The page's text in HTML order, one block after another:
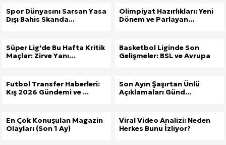
Spor Dünyasını Sarsan Yasa
Dışı Bahis Skanda...
Olimpiyat Hazırlıkları: Yeni
Dönem ve Parlayan...
Süper Lig'de Bu Hafta Kritik
Maçlar: Zirve Yanı...
Basketbol Liginde Son
Gelişmeler: BSL ve Avrupa
Futbol Transfer Haberleri:
Kış 2026 Gündemi ve ...
Son Ayın Şaşırtan Ünlü
Açıklamaları Günd...
En Çok Konuşulan Magazin
Olayları (Son 1 Ay)
Viral Video Analizi: Neden
Herkes Bunu İzliyor?